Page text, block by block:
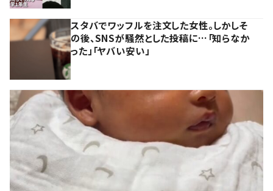
スタバでワッフルを注文した女性。しかしそ
の後、SNSが騒然とした投稿に…「知らなか
った」「ヤバい安い」